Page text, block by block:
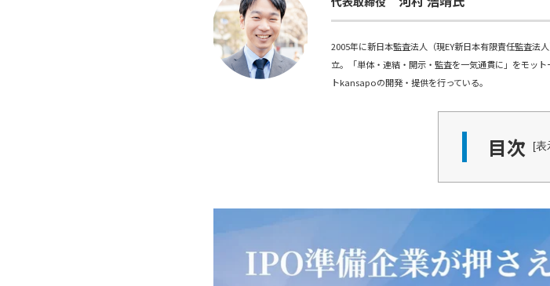
2005年に新日本監査法人（現EY新日本有限責任監査法
立。「単体・連結・開示・監査を一気通貫に」をモッ
トkansapoの開発・提供を行っている。
目次 表